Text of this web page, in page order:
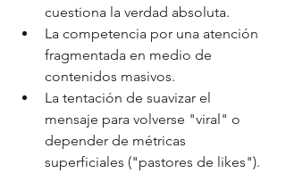
cuestiona la verdad absoluta.
La competencia por una atención
fragmentada en medio de
contenidos masivos.
La tentación de suavizar el
mensaje para volverse "viral" o
depender de métricas
superficiales ("pastores de likes").